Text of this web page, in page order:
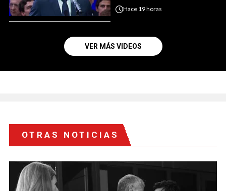
Hace 19 horas
VER MÁS VIDEOS
OTRAS NOTICIAS